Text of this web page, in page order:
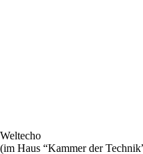
Weltecho
(im Haus “Kammer der